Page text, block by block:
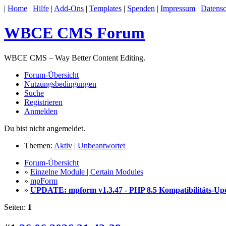
| Home | Hilfe | Add-Ons | Templates | Spenden | Impressum |
WBCE CMS Forum
WBCE CMS – Way Better Content Editing.
Forum-Übersicht
Nutzungsbedingungen
Suche
Registrieren
Anmelden
Du bist nicht angemeldet.
Themen: Aktiv | Unbeantwortet
Forum-Übersicht
» Einzelne Module | Certain Modules
» mpForm
» UPDATE: mpform v1.3.47 - PHP 8.5 Kompatibilitäts-
Seiten: 1